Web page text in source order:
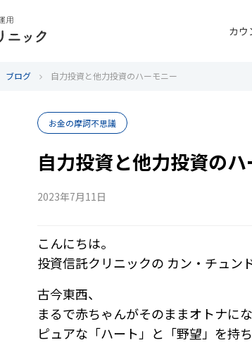
カウ
ブログ 自力投資と他力投資のハーモニー
お金の摩訶不思議
自力投資と他力投資の
2023年7月11日
こんにちは。
投資信託クリニックの カン・チュンド
古今東西、
まるで赤ちゃんがそのままオトナにな
ピュアな「ハート」と「野望」を持